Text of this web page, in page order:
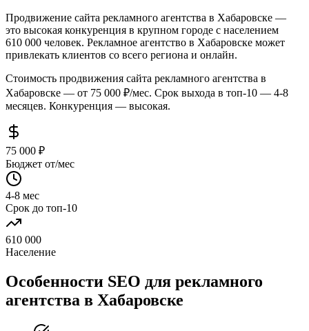
Продвижение сайта рекламного агентства в Хабаровске —
это высокая конкуренция в крупном городе с населением
610 000 человек. Рекламное агентство в Хабаровске может
привлекать клиентов со всего региона и онлайн.
Стоимость продвижения сайта рекламного агентства в
Хабаровске — от 75 000 ₽/мес. Срок выхода в топ-10 — 4-8
месяцев. Конкуренция — высокая.
75 000 ₽
Бюджет от/мес
4-8 мес
Срок до топ-10
610 000
Население
Особенности SEO для рекламного
агентства в Хабаровске